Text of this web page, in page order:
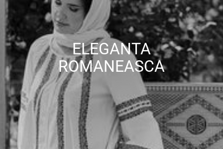
ELEGANTA
ROMANEASCA